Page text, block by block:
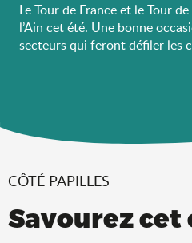
Le Tour de France et le Tour
l’Ain cet été. Une bonne
secteurs qui feront défiler les
CÔTÉ PAPILLES
Savourez cet